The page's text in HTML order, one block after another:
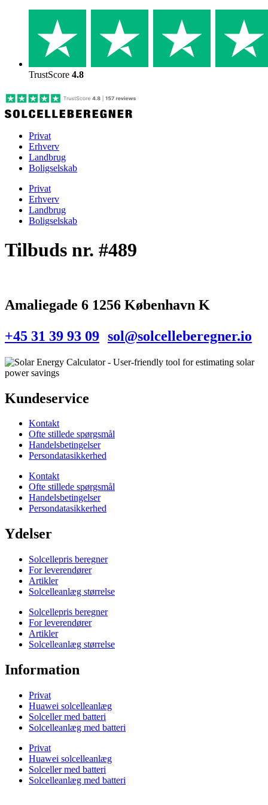
TrustScore 4.8
Privat
Erhverv
Landbrug
Boligselskab
Privat
Erhverv
Landbrug
Boligselskab
Tilbuds nr. #489
Amaliegade 6 1256 København K
+45 31 39 93 09 sol@solcelleberegner.io
Kundeservice
Kontakt
Ofte stillede spørgsmål
Handelsbetingelser
Persondatasikkerhed
Kontakt
Ofte stillede spørgsmål
Handelsbetingelser
Persondatasikkerhed
Ydelser
Solcellepris beregner
For leverendører
Artikler
Solcelleanlæg størrelse
Solcellepris beregner
For leverendører
Artikler
Solcelleanlæg størrelse
Information
Privat
Huawei solcelleanlæg
Solceller med batteri
Solcelleanlæg med batteri
Privat
Huawei solcelleanlæg
Solceller med batteri
Solcelleanlæg med batteri